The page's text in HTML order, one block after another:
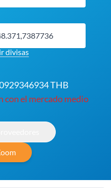
divisas
THB
con el mercado medio